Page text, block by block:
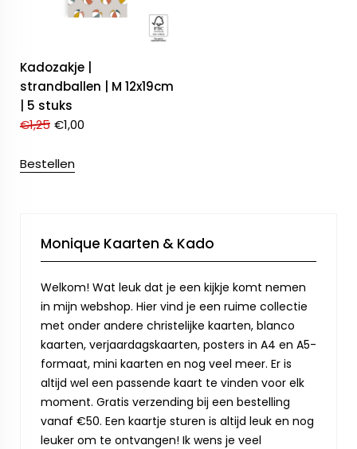
Kadozakje |
strandballen | M 12x19cm
| 5 stuks
€1,25 €1,00
Bestellen
Monique Kaarten & Kado
Welkom! Wat leuk dat je een kijkje komt nemen
in mijn webshop. Hier vind je een ruime collectie
met onder andere christelijke kaarten, blanco
kaarten, verjaardagskaarten, posters in A4 en A5-
formaat, mini kaarten en nog veel meer. Er is
altijd wel een passende kaart te vinden voor elk
moment. Gratis verzending bij een bestelling
vanaf €50. Een kaartje sturen is altijd leuk en nog
leuker om te ontvangen! Ik wens je veel